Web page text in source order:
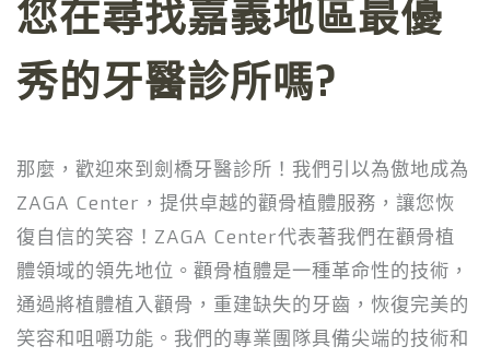
您在尋找嘉義地區最優
秀的牙醫診所嗎?
那麼，歡迎來到劍橋牙醫診所！我們引以為傲地成為
ZAGA Center，提供卓越的顴骨植體服務，讓您恢
復自信的笑容！ZAGA Center代表著我們在顴骨植
體領域的領先地位。顴骨植體是一種革命性的技術，
通過將植體植入顴骨，重建缺失的牙齒，恢復完美的
笑容和咀嚼功能。我們的專業團隊具備尖端的技術和